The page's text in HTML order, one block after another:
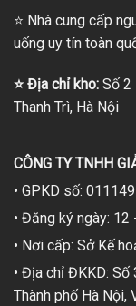
⭐ Nhà cung cấp
uống uy tín toàn
⭐Địa chỉ kho: Số 2
Thanh Trì, Hà Nội
CÔNG TY TNHH
• GPKD số:
• Đăng ký ngày:
• Nơi cấp: Sở Kế
• Địa chỉ ĐKKD: Số
Thành phố Hà Nội,